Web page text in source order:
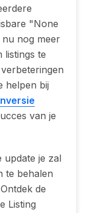
"None
nog meer
listings te
helpen bij
van je
update je zal
te behalen
de
Listing